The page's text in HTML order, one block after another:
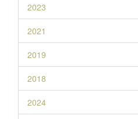
2023
2021
2019
2018
2024